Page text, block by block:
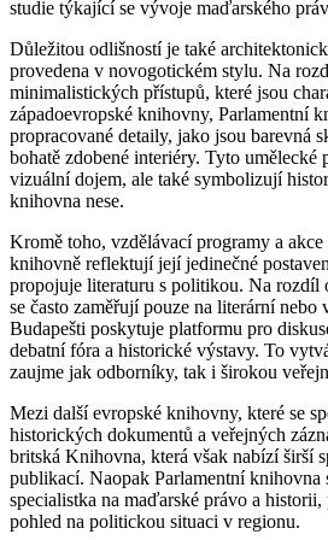
studie týkající se vývoje maďarského
Důležitou odlišností je také
provedena v novogotickém stylu. Na
minimalistických přístupů, které jsou
západoevropské knihovny, Parlamentní
propracované detaily, jako jsou barevná
bohatě zdobené interiéry. Tyto
vizuální dojem, ale také symbolizují
knihovna nese.
Kromě toho, vzdělávací programy a
knihovně reflektují její jedinečné
propojuje literaturu s politikou. Na rozdíl
se často zaměřují pouze na literární nebo
Budapešti poskytuje platformu pro
debatní fóra a historické výstavy. To
zaujme jak odborníky, tak i širokou
Mezi další evropské knihovny, které se
historických dokumentů a veřejných
britská Knihovna, která však nabízí širší
publikací. Naopak Parlamentní knihovna
specialistka na maďarské právo a
pohled na politickou situaci v regionu.